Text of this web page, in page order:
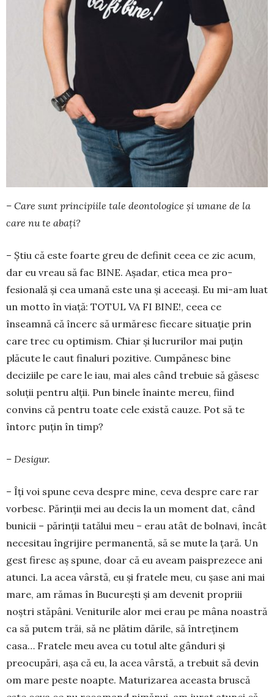
– Care sunt principiile tale deontologice şi uma­ne de la
care nu te abaţi?
– Ştiu că este foarte greu de definit ceea ce zic acum,
dar eu vreau să fac BINE. Aşadar, etica mea pro­
fesională şi cea umană este una şi aceeaşi. Eu mi-am luat
un motto în viaţă: TOTUL VA FI BINE!, ceea ce
înseamnă că încerc să urmăresc fiecare si­tua­ţie prin
care trec cu optimism. Chiar şi lucrurilor mai puţin
plăcute le caut finaluri pozitive. Cum­pănesc bine
deciziile pe care le iau, mai ales când trebuie să găsesc
soluţii pentru alţii. Pun binele înainte mereu, fiind
convins că pentru toate cele există cauze. Pot să te
întorc puţin în timp?
– Desigur.
– Îţi voi spune ceva despre mine, ceva des­pre care rar
vorbesc. Părinţii mei au de­cis la un moment dat, când
bunicii – părinţii tatălui meu – erau atât de bolnavi, încât
ne­cesitau îngrijire permanentă, să se mute la ţa­ră. Un
gest firesc aş spune, doar că eu aveam paisprezece ani
atunci. La acea vârs­tă, eu şi fratele meu, cu şase ani mai
mare, am rămas în Bucureşti şi am devenit propriii
noştri stăpâni. Veniturile alor mei erau pe mâna noastră
ca să putem trăi, să ne plătim dările, să întreţinem
casa… Fratele meu avea cu totul alte gânduri şi
preocupări, aşa că eu, la acea vârstă, a trebuit să devin
om mare pes­te noapte. Maturizarea aceasta brus­că